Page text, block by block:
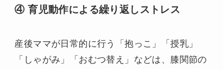
④ 育児動作による繰り返しストレス
産後ママが日常的に行う「抱っこ」「授乳」
「しゃがみ」「おむつ替え」などは、膝関節の